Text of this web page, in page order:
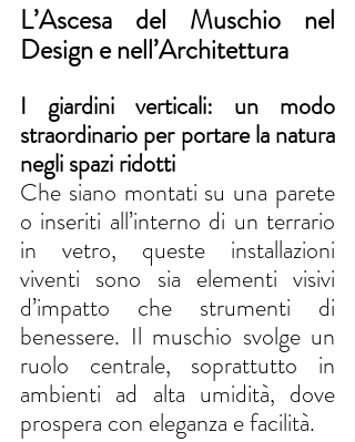
L’Ascesa del Muschio nel
Design e nell’Architettura
I giardini verticali: un modo
straordinario per portare la natura
negli spazi ridotti
Che siano montati su una parete
o inseriti all’interno di un terrario
in vetro, queste installazioni
viventi sono sia elementi visivi
d’impatto che strumenti di
benessere. Il muschio svolge un
ruolo centrale, soprattutto in
ambienti ad alta umidità, dove
prospera con eleganza e facilità.